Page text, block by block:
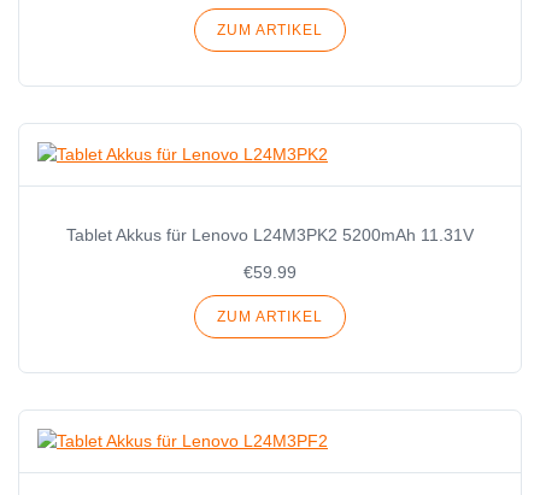
ZUM ARTIKEL
Tablet Akkus für Lenovo L24M3PK2 5200mAh 11.31V
€59.99
ZUM ARTIKEL